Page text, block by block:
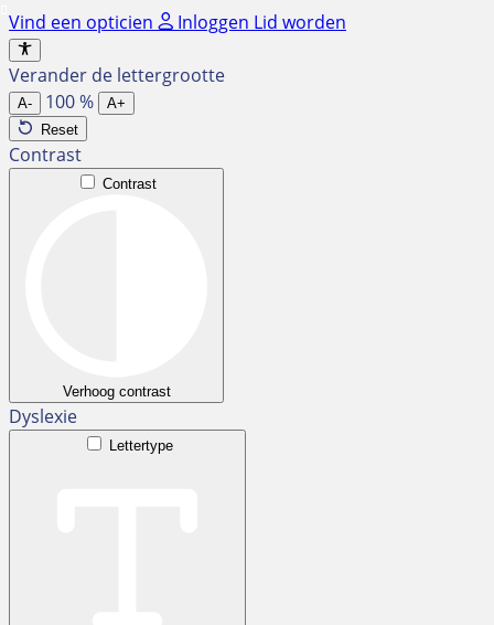
Ga
naar
de
inhoud
Vind een opticien Inloggen Lid worden
Verander de lettergrootte
A- 100%
A+
Reset
Contrast
Contrast
Verhoog contrast
Dyslexie
Lettertype